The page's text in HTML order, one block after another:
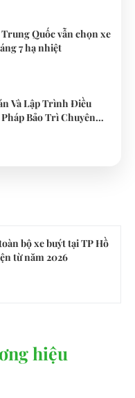
Trung Quốc vẫn chọn xe
7 hạ nhiệt
Và Lập Trình Điều
Bảo Trì Chuyên
Quy Nhơn
bộ xe buýt tại TP Hồ
từ năm 2026
hiệu